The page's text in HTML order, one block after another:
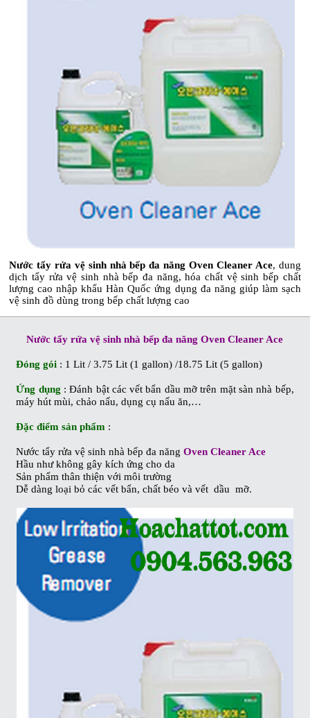
Nước tẩy rửa vệ sinh nhà bếp đa năng Oven Cleaner Ace, dung
dịch tẩy rửa vệ sinh nhà bếp đa năng, hóa chất vệ sinh bếp chất
lượng cao nhập khẩu Hàn Quốc ứng dụng đa năng giúp làm sạch
vệ sinh đồ dùng trong bếp chất lượng cao
Nước tẩy rửa vệ sinh nhà bếp đa năng Oven Cleaner Ace
Đóng gói : 1 Lit / 3.75 Lit (1 gallon) /18.75 Lit (5 gallon)
Ứng dụng : Đánh bật các vết bẩn dầu mỡ trên mặt sàn nhà bếp,
máy hút mùi, chảo nấu, dụng cụ nấu ăn,…
Đặc điểm sản phẩm :
Nước tẩy rửa vệ sinh nhà bếp đa năngOven Cleaner Ace
Hầu như không gây kích ứng cho da
Sản phẩm thân thiện với môi trường
Dễ dàng loại bỏ các vết bẩn, chất béo và vết dầu mỡ.